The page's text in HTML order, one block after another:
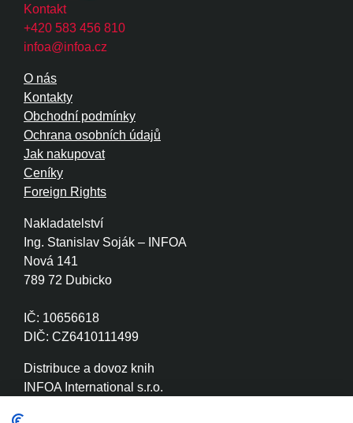
Kontakt
+420 583 456 810
infoa@infoa.cz
Nakladatelství
Ing. Stanislav Soják – INFOA
Nová 141
789 72 Dubicko
IČ: 10656618
DIČ: CZ6410111499
Distribuce a dovoz knih
INFOA International s.r.o.
O nás
Kontakty
Obchodní podmínky
Ochrana osobních údajů
Jak nakupovat
Ceníky
Foreign Rights